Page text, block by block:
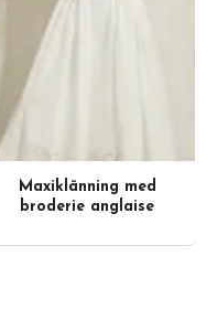
Maxiklänning med
broderie anglaise